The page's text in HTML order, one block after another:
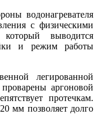
водонагревателя
с физическими
выводится
и режим работы
легированной
аргоновой
протечкам.
мм позволяет долго